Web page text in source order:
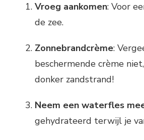
Vroeg aankomen: Voor
de zee.
Zonnebrandcrème:
beschermende crème
donker zandstrand!
Neem een waterfles
gehydrateerd terwijl je